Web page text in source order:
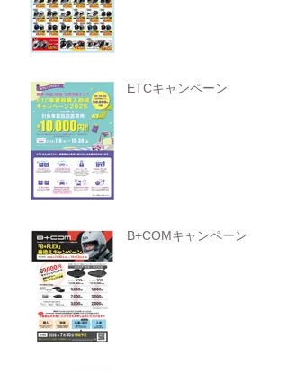
ETCキャンペーン
B+COMキャンペーン